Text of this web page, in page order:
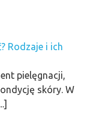
Rodzaje i ich
pielęgnacji,
skóry. W